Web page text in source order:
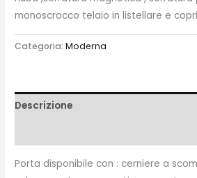
monoscrocco telaio in listellare e
Categoria:Moderna
Descrizione
Porta disponibile con : cerniere a